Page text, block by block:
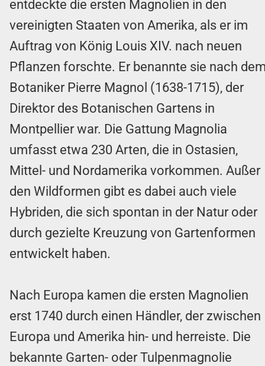
entdeckte die ersten Magnolien in den
vereinigten Staaten von Amerika, als er im
Auftrag von König Louis XIV. nach neuen
Pflanzen forschte. Er benannte sie nach
Botaniker Pierre Magnol (1638-1715), der
Direktor des Botanischen Gartens in
Montpellier war. Die Gattung Magnolia
umfasst etwa 230 Arten, die in Ostasien,
Mittel- und Nordamerika vorkommen. Außer
den Wildformen gibt es dabei auch viele
Hybriden, die sich spontan in der Natur oder
durch gezielte Kreuzung von Gartenformen
entwickelt haben.
Nach Europa kamen die ersten Magnolien
erst 1740 durch einen Händler, der zwischen
Europa und Amerika hin- und herreiste. Die
bekannte Garten- oder Tulpenmagnolie